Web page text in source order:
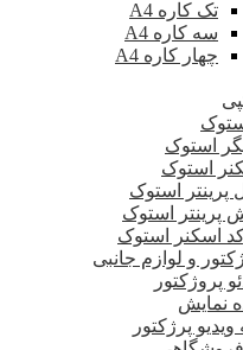
تک کاره A4
سه کاره A4
چهار کاره A4
استوک
استوک
پرینتر استوک
پرینتر استوک
اسکنر استوک
و لوازم جانبی
پروژکتور
نمایش
ویدیو پرژکتور